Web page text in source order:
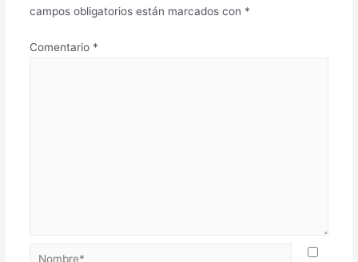
campos obligatorios están marcados con *
Comentario *